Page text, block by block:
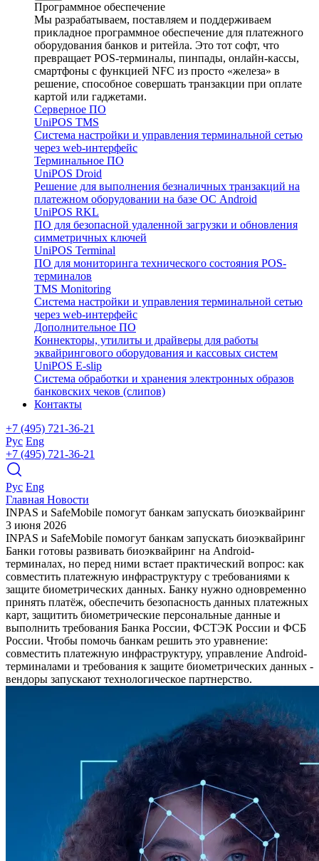
Программное обеспечение
Мы разрабатываем, поставляем и поддерживаем
прикладное программное обеспечение для платежного
оборудования банков и ритейла. Это тот софт, что
превращает POS-терминалы, пинпады, онлайн-кассы,
смартфоны с функцией NFC из просто «железа» в
решение, способное совершать транзакции при оплате
картой или гаджетами.
Серверное ПО
UniPOS TMS
Система настройки и управления терминальной сетью
через web-интерфейс
Терминальное ПО
UniPOS Droid
Решение для выполнения безналичных транзакций на
платежном оборудовании на базе ОС Android
UniPOS RKL
ПО для безопасной удаленной загрузки и обновления
симметричных ключей
UniPOS Terminal
ПО для мониторинга технического состояния POS-
терминалов
TMS Monitoring
Система настройки и управления терминальной сетью
через web-интерфейс
Дополнительное ПО
Коннекторы, утилиты и драйверы для работы
эквайрингового оборудования и кассовых систем
UniPOS E-slip
Система обработки и хранения электронных образов
банковских чеков (слипов)
Контакты
+7 (495) 721-36-21
Рус Eng
+7 (495) 721-36-21
Рус Eng
Главная Новости
INPAS и SafeMobile помогут банкам запускать биоэквайринг
3 июня 2026
INPAS и SafeMobile помогут банкам запускать биоэквайринг
Банки готовы развивать биоэквайринг на Android-
терминалах, но перед ними встает практический вопрос: как
совместить платежную инфраструктуру с требованиями к
защите биометрических данных. Банку нужно одновременно
принять платёж, обеспечить безопасность данных платежных
карт, защитить биометрические персональные данные и
выполнить требования Банка России, ФСТЭК России и ФСБ
России. Чтобы помочь банкам решить это уравнение:
совместить платежную инфраструктуру, управление Android-
терминалами и требования к защите биометрических данных -
вендоры запускают технологическое партнерство.